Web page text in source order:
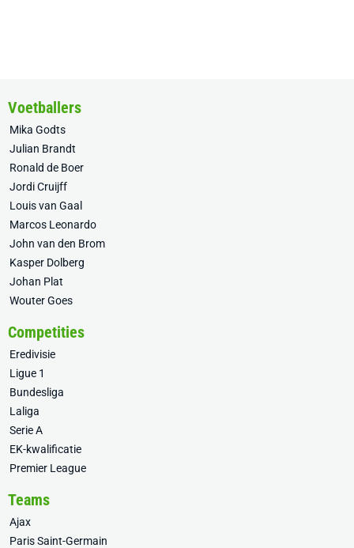
Voetballers
Mika Godts
Julian Brandt
Ronald de Boer
Jordi Cruijff
Louis van Gaal
Marcos Leonardo
John van den Brom
Kasper Dolberg
Johan Plat
Wouter Goes
Competities
Eredivisie
Ligue 1
Bundesliga
Laliga
Serie A
EK-kwalificatie
Premier League
Teams
Ajax
Paris Saint-Germain